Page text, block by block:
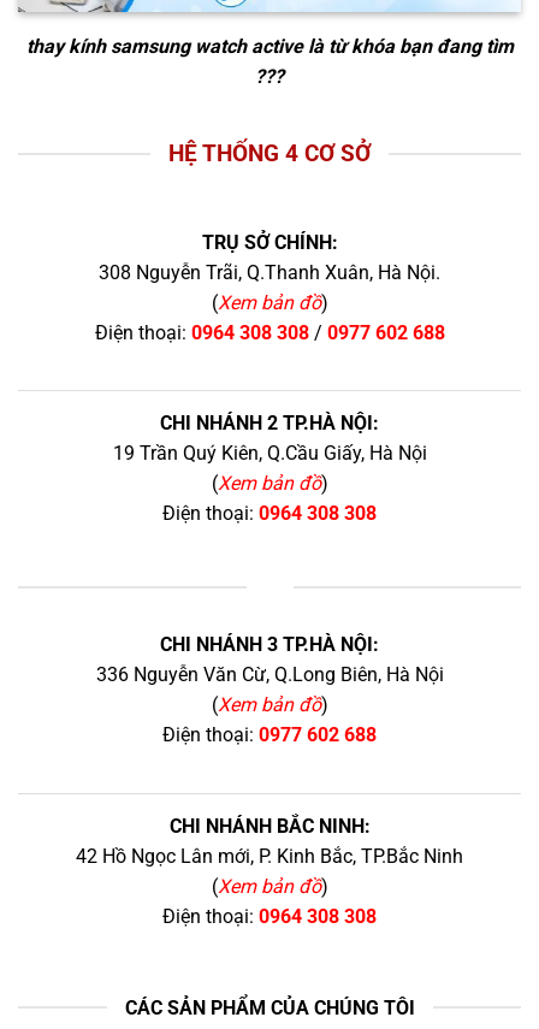
thay kính samsung watch activelà từ khóa bạn đang tìm
???
HỆ THỐNG 4 CƠ SỞ
TRỤ SỞ CHÍNH:
308 Nguyễn Trãi, Q.Thanh Xuân, Hà Nội.
(Xem bản đồ)
Điện thoại: 0964 308 308/ 0977 602 688
CHI NHÁNH 2 TP.HÀ NỘI:
19 Trần Quý Kiên, Q.Cầu Giấy, Hà Nội
(Xem bản đồ)
Điện thoại: 0964 308 308
CHI NHÁNH 3 TP.HÀ NỘI:
336 Nguyễn Văn Cừ, Q.Long Biên, Hà Nội
(Xem bản đồ)
Điện thoại: 0977 602 688
CHI NHÁNH BẮC NINH:
42 Hồ Ngọc Lân mới, P. Kinh Bắc, TP.Bắc Ninh
(Xem bản đồ)
Điện thoại: 0964 308 308
CÁC SẢN PHẨM CỦA CHÚNG TÔI